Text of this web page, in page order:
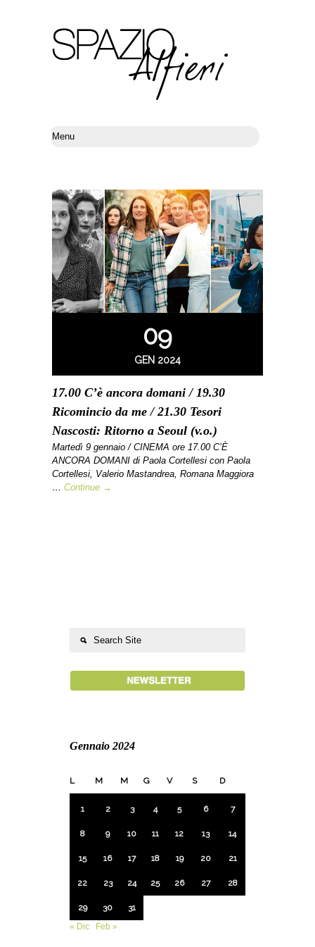
09
GEN 2024
17.00 C’è ancora domani / 19.30
Ricomincio da me / 21.30 Tesori
Nascosti: Ritorno a Seoul (v.o.)
Martedì 9 gennaio / CINEMA ore 17.00 C’È
ANCORA DOMANI di Paola Cortellesi con Paola
Cortellesi, Valerio Mastandrea, Romana Maggiora
… Continue →
Gennaio 2024
L M M G V S D
1 2 3 4 5 6 7
8 9 10 11 12 13 14
15 16 17 18 19 20 21
22 23 24 25 26 27 28
29 30
31
« Dic
Feb »